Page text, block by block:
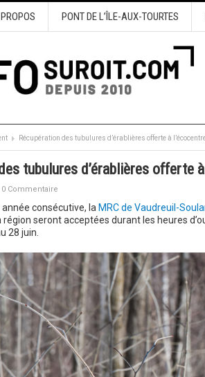
PONT DE L’ÎLE-AUX-TOURTES
Récupération des tubulures d’érablières offerte à
tubulures d’érablières offerte
0 Commentaire
consécutive, la MRC de Vaudreuil-
seront acceptées durant les heures
28 juin.